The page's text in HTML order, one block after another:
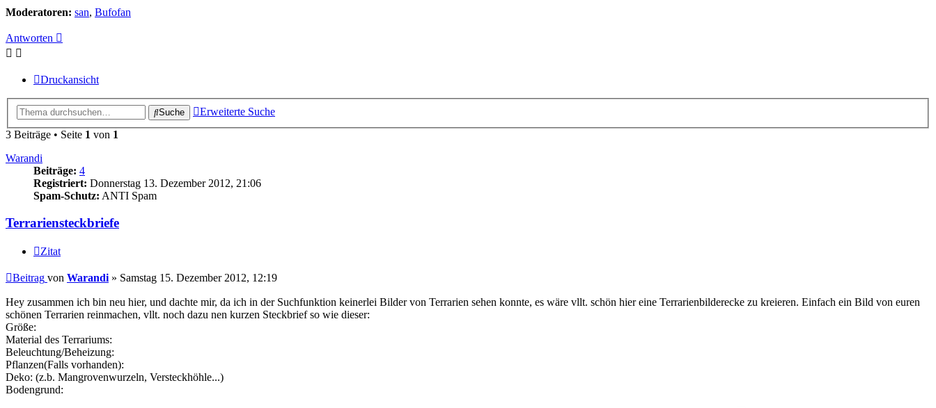
Moderatoren: san, Bufofan
Antworten
Druckansicht
Suche
Erweiterte Suche
3 Beiträge • Seite 1 von 1
Warandi
Beiträge: 4
Registriert: Donnerstag 13. Dezember 2012, 21:06
Spam-Schutz: ANTI Spam
Terrariensteckbriefe
Zitat
Beitrag von Warandi » Samstag 15. Dezember 2012, 12:19
Hey zusammen ich bin neu hier, und dachte mir, da ich in der Suchfunktion keinerlei Bilder von Terrarien sehen konnte, es wäre vllt. schön hier eine Terrarienbilderecke zu kreieren. Einfach ein Bild von euren
schönen Terrarien reinmachen, vllt. noch dazu nen kurzen Steckbrief so wie dieser:
Größe:
Material des Terrariums:
Beleuchtung/Beheizung:
Pflanzen(Falls vorhanden):
Deko: (z.b. Mangrovenwurzeln, Versteckhöhle...)
Bodengrund: